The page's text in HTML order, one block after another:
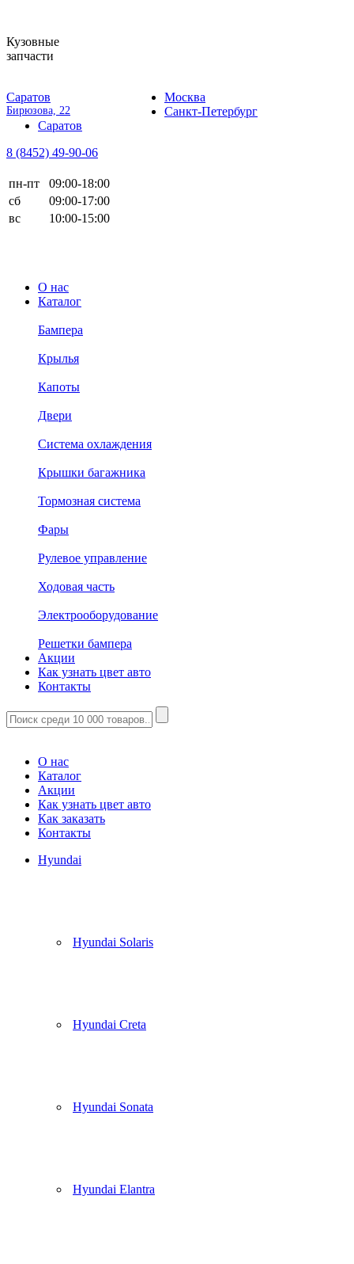
Кузовные
запчасти
Саратов
Бирюзова, 22
Москва
Санкт-Петербург
Саратов
8 (8452) 49-90-06
пн-пт
09:00-18:00
сб
09:00-17:00
вс
10:00-15:00
О нас
Каталог
Бампера
Крылья
Капоты
Двери
Система охлаждения
Крышки багажника
Тормозная система
Фары
Рулевое управление
Ходовая часть
Электрооборудование
Решетки бампера
Акции
Как узнать цвет авто
Контакты
О нас
Каталог
Акции
Как узнать цвет авто
Как заказать
Контакты
Hyundai
Hyundai Solaris
Hyundai Creta
Hyundai Sonata
Hyundai Elantra